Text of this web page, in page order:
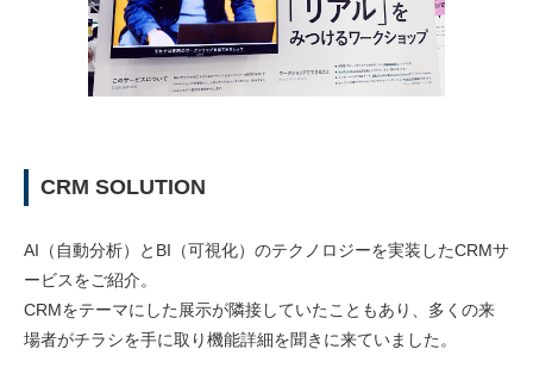
CRM SOLUTION
AI（自動分析）とBI（可視化）のテクノロジーを実装したCRMサ
ービスをご紹介。
CRMをテーマにした展示が隣接していたこともあり、多くの来
場者がチラシを手に取り機能詳細を聞きに来ていました。